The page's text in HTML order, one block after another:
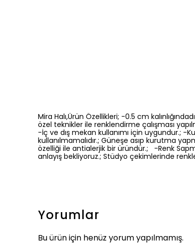
Mira Halı,Ürün Özellikleri; -0.5 cm
özel teknikler ile renklendirme çalışması
-İç ve dış mekan kullanımı için uygundur.; -
kullanılmamalıdır.; Güneşe asıp kurutma
özelliği ile antialerjik bir üründür.; -Renk
anlayış bekliyoruz.; Stüdyo çekimlerinde
Yorumlar
Bu ürün için henüz yorum yapılmamış.